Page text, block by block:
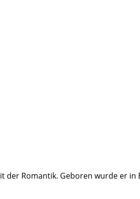
Romantik. Geboren wurde er